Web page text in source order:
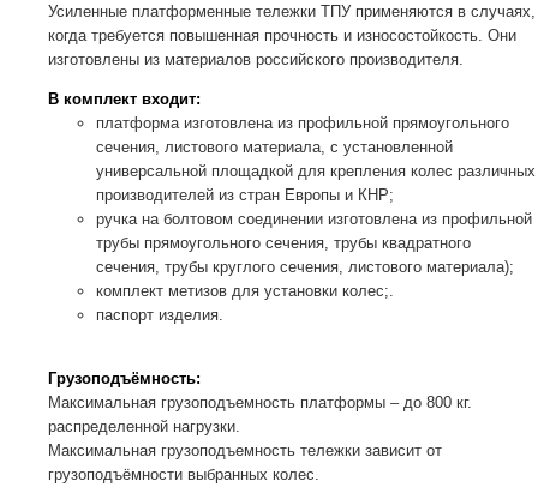
Усиленные платформенные тележки ТПУ применяются в случаях,
когда требуется повышенная прочность и износостойкость. Они
изготовлены из материалов российского производителя.
В комплект входит:
платформа изготовлена из профильной прямоугольного
сечения, листового материала, с установленной
универсальной площадкой для крепления колес различных
производителей из стран Европы и КНР;
ручка на болтовом соединении изготовлена из профильной
трубы прямоугольного сечения, трубы квадратного
сечения, трубы круглого сечения, листового материала);
комплект метизов для установки колес;.
паспорт изделия.
Грузоподъёмность:
Максимальная грузоподъемность платформы – до 800 кг.
распределенной нагрузки.
Максимальная грузоподъемность тележки зависит от
грузоподъёмности выбранных колес.